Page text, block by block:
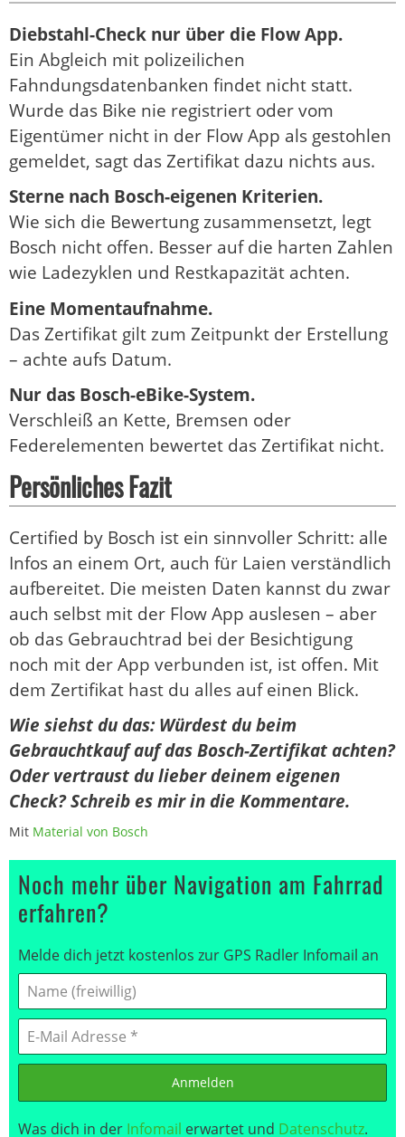
Diebstahl-Check nur über die Flow App.
Ein Abgleich mit polizeilichen
Fahndungsdatenbanken findet nicht statt.
Wurde das Bike nie registriert oder vom
Eigentümer nicht in der Flow App als gestohlen
gemeldet, sagt das Zertifikat dazu nichts aus.
Sterne nach Bosch-eigenen Kriterien.
Wie sich die Bewertung zusammensetzt, legt
Bosch nicht offen. Besser auf die harten Zahlen
wie Ladezyklen und Restkapazität achten.
Eine Momentaufnahme.
Das Zertifikat gilt zum Zeitpunkt der Erstellung
– achte aufs Datum.
Nur das Bosch-eBike-System.
Verschleiß an Kette, Bremsen oder
Federelementen bewertet das Zertifikat nicht.
Persönliches Fazit
Certified by Bosch ist ein sinnvoller Schritt: alle
Infos an einem Ort, auch für Laien verständlich
aufbereitet. Die meisten Daten kannst du zwar
auch selbst mit der Flow App auslesen – aber
ob das Gebrauchtrad bei der Besichtigung
noch mit der App verbunden ist, ist offen. Mit
dem Zertifikat hast du alles auf einen Blick.
Wie siehst du das: Würdest du beim
Gebrauchtkauf auf das Bosch-Zertifikat achten?
Oder vertraust du lieber deinem eigenen
Check? Schreib es mir in die Kommentare.
Mit Material von Bosch
Noch mehr über Navigation am Fahrrad
erfahren?
Melde dich jetzt kostenlos zur GPS Radler Infomail an
Anmelden
Was dich in der Infomail erwartet und Datenschutz.